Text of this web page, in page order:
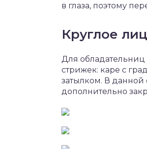
в глаза, поэтому
Круглое
Для
стрижек: каре с
затылком. В
дополнительно